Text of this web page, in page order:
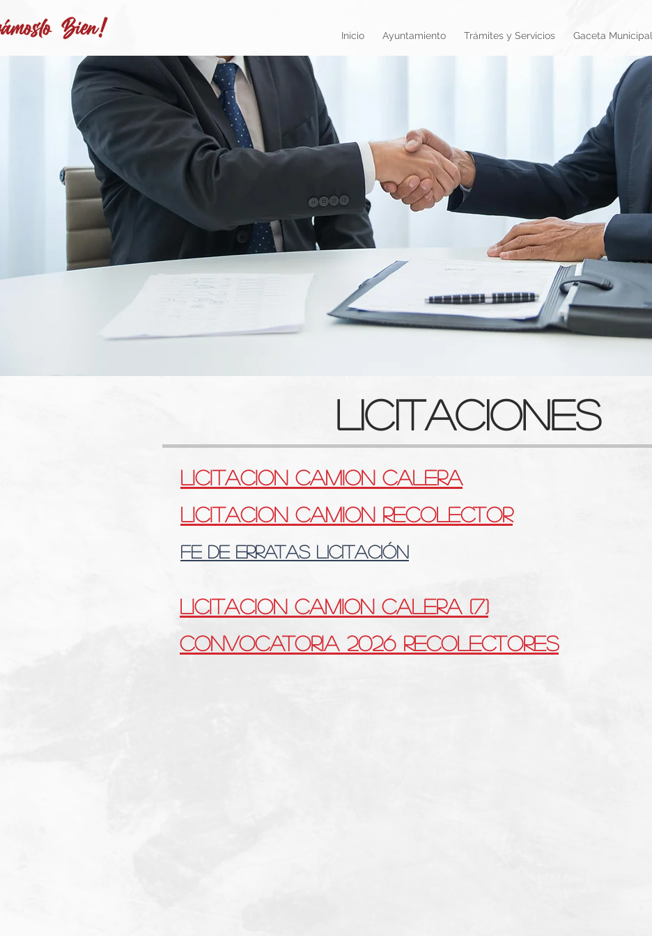
Inicio Ayuntamiento Trámites y Servicios Gaceta Municipal
licitaciones
LICITACION CAMION CALERA
licitacion camion recolector
fe de erratas licitación
LICITACION CAMION CALERA (7)
CONVOCATORIA 2026 RECOLECTORES